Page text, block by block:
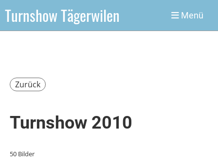
Turnshow Tägerwilen Menü
Zurück
Turnshow 2010
50 Bilder